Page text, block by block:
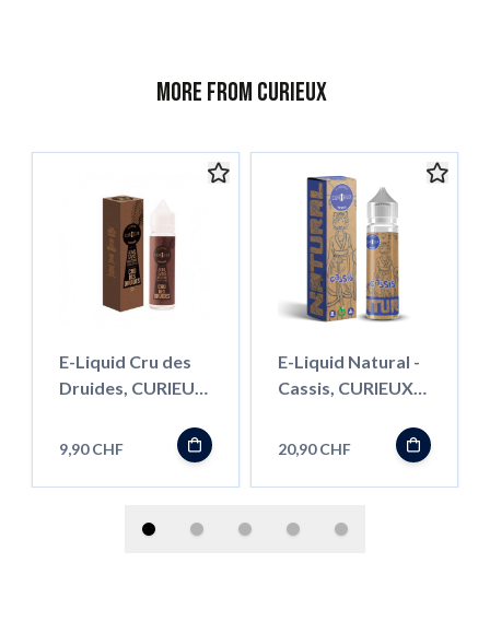
More from Curieux
E-Liquid Cru des
Druides, CURIEUX
9,90 CHF
E-Liquid Natural -
Cassis, CURIEUX
20,90 CHF